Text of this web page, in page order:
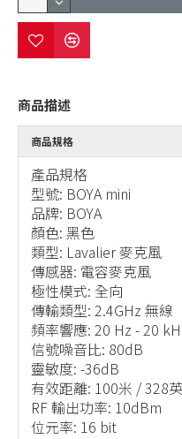
商品描述
商品規格
產品規格
型號: BOYA mini
品牌: BOYA
顏色: 黑色
類型: Lavalier 麥克風
傳感器: 電容麥克風
極性模式: 全向
傳輸類型: 2.4GHz 無線
頻率響應: 20 Hz - 20
信號噪音比: 80dB
靈敏度: -36dB
有效距離: 100米 / 328
RF 輸出功率: 10dBm
位元率: 16 bit